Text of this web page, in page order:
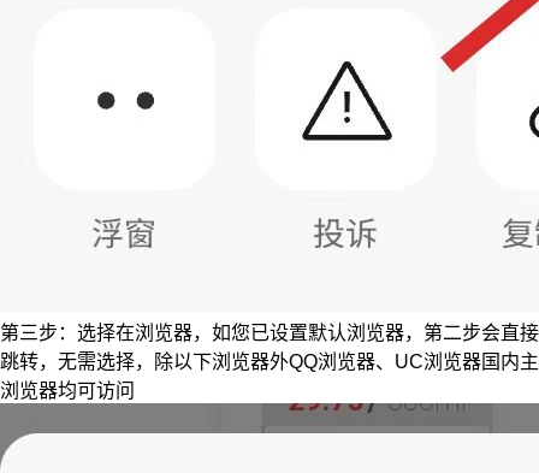
第三步：选择在浏览器，如您已设置默认浏览器，第二步会直接
跳转，无需选择，除以下浏览器外QQ浏览器、UC浏览器国内主
浏览器均可访问